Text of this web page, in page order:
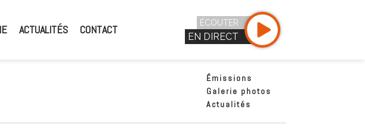
ACTUALITÉS CONTACT
ÉCOUTER
EN DIRECT
Émissions
Galerie photos
Actualités